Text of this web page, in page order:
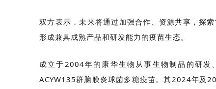
双方表示，未来将通过加强合作、资源共享，探
形成兼具成熟产品和研发能力的疫苗生态。
成立于2004年的康华生物从事生物制品的研
ACYW135群脑膜炎球菌多糖疫苗。其2024年及